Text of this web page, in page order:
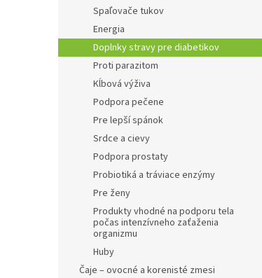
Spaľovače tukov
Energia
Doplnky stravy pre diabetikov
Proti parazitom
Kĺbová výživa
Podpora pečene
Pre lepší spánok
Srdce a cievy
Podpora prostaty
Probiotiká a tráviace enzýmy
Pre ženy
Produkty vhodné na podporu tela
počas intenzívneho zaťaženia
organizmu
Huby
Čaje – ovocné a korenisté zmesi